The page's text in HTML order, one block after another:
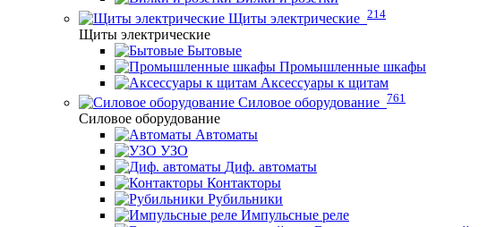
Щиты электрические 214
Щиты электрические
Бытовые
Промышленные шкафы
Аксессуары к щитам
Силовое оборудование 761
Силовое оборудование
Автоматы
УЗО
Диф. автоматы
Контакторы
Рубильники
Импульсные реле